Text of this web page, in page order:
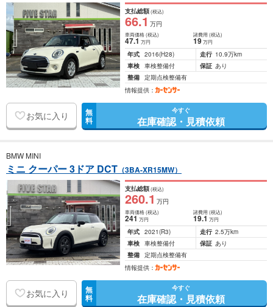
支払総額(税込)
66.1 万円
車両価格(税込)
47.1万円
諸費用 (税込)
19 万円
年式 2016(H28) 走行 10.9万km
車検 車検整備付 保証 あり
整備 定期点検整備有
情報提供：
お気に入り 無
料
今すぐ
在庫確認・見積依頼
BMW MINI
ミニ クーパー 3ドア DCT （3BA-XR15MW）
支払総額(税込)
260.1 万円
車両価格(税込)
241万円
諸費用 (税込)
19.1 万円
年式 2021(R3) 走行 2.5万km
車検 車検整備付 保証 あり
整備 定期点検整備有
情報提供：
お気に入り 無
料
今すぐ
在庫確認・見積依頼